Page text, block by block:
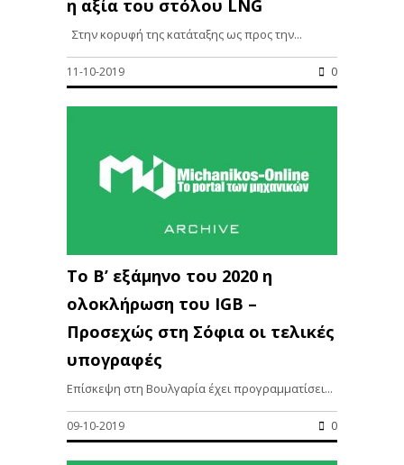
η αξία του στόλου LNG
Στην κορυφή της κατάταξης ως προς την...
11-10-2019 0
Το Β’ εξάμηνο του 2020 η
ολοκλήρωση του IGB –
Προσεχώς στη Σόφια οι τελικές
υπογραφές
Επίσκεψη στη Βουλγαρία έχει προγραμματίσει...
09-10-2019 0